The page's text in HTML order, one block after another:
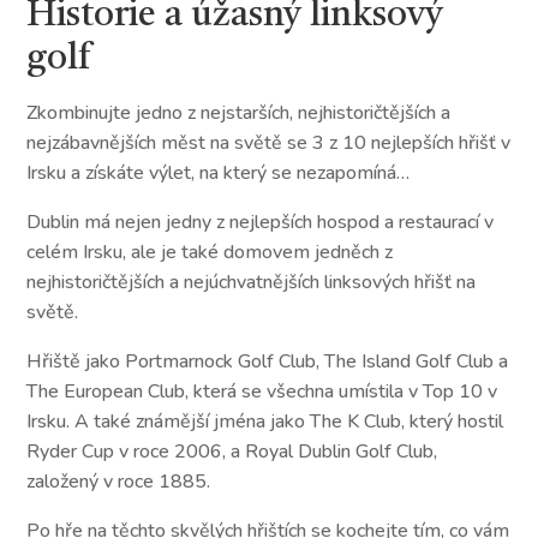
Historie a úžasný linksový
golf
Zkombinujte jedno z nejstarších, nejhistoričtějších a
nejzábavnějších měst na světě se 3 z 10 nejlepších hřišť v
Irsku a získáte výlet, na který se nezapomíná…
Dublin má nejen jedny z nejlepších hospod a restaurací v
celém Irsku, ale je také domovem jedněch z
nejhistoričtějších a nejúchvatnějších linksových hřišť na
světě.
Hřiště jako Portmarnock Golf Club, The Island Golf Club a
The European Club, která se všechna umístila v Top 10 v
Irsku. A také známější jména jako The K Club, který hostil
Ryder Cup v roce 2006, a Royal Dublin Golf Club,
založený v roce 1885.
Po hře na těchto skvělých hřištích se kochejte tím, co vám